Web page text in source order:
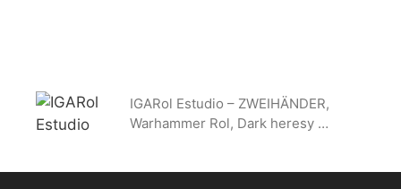
IGARol Estudio – ZWEIHÄNDER,
Warhammer Rol, Dark heresy …